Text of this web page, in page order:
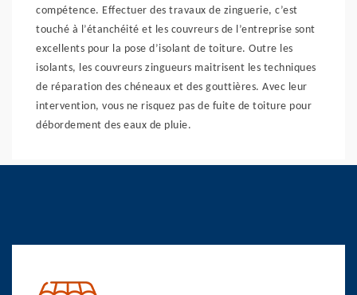
compétence. Effectuer des travaux de zinguerie, c’est
touché à l’étanchéité et les couvreurs de l’entreprise sont
excellents pour la pose d’isolant de toiture. Outre les
isolants, les couvreurs zingueurs maitrisent les techniques
de réparation des chéneaux et des gouttières. Avec leur
intervention, vous ne risquez pas de fuite de toiture pour
débordement des eaux de pluie.